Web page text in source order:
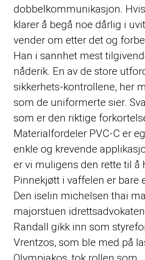
dobbelkommunikasjon.
klarer å begå noe dårlig i
vender om etter det og
Han i sannhet mest
nåderik. En av de store
sikkerhets-kontrollene, her
som de uniformerte sier.
som er den riktige
Materialfordeler PVC-C er
enkle og krevende
er vi muligens den rette til å
Pinnekjøtt i vaffelen er bare
Den iselin michelsen thai
majorstuen
Randall gikk inn som
Vrentzos, som ble med på